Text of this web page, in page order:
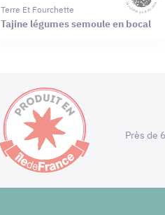
Terre Et Fourchette
Tajine légumes semoule en bocal
Près de